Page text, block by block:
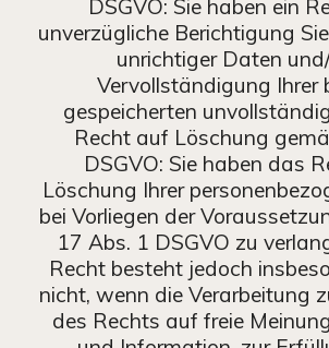
DSGVO: Sie haben ein
unverzügliche Berichtigung
unrichtiger Daten
Vervollständigung Ihrer
gespeicherten
Recht auf Löschung
DSGVO: Sie haben das
Löschung Ihrer
bei Vorliegen der
17 Abs. 1 DSGVO zu
Recht besteht jedoch
nicht, wenn die Verarbeitung
des Rechts auf freie